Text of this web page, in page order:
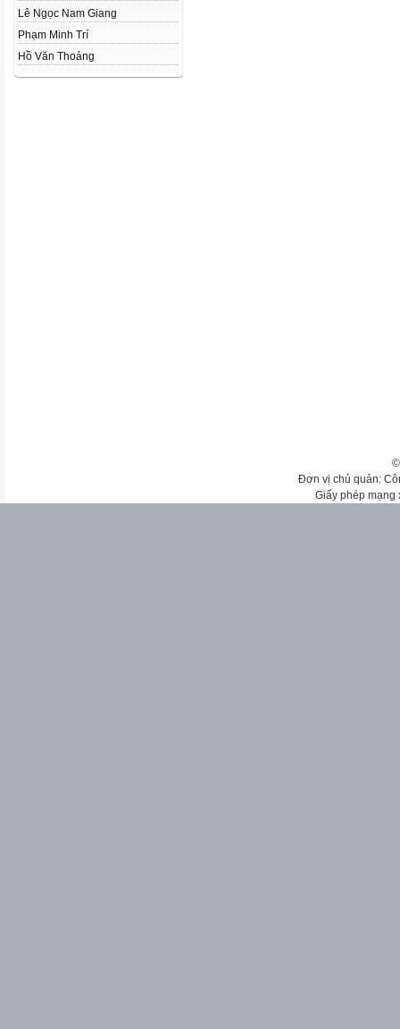
Lê Ngọc Nam Giang
Phạm Minh Trí
Hồ Văn Thoảng
Đơn vị chủ quản:
Giấy phép mạng